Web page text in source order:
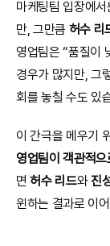
마케팅팀 입장에서
만, 그만큼 허수 리
영업팀은 “품질이
경우가 많지만, 그
회를 놓칠 수도 있
이 간극을 메우기
영업팀이 객관적
면 허수 리드와 진
윈하는 결과로 이